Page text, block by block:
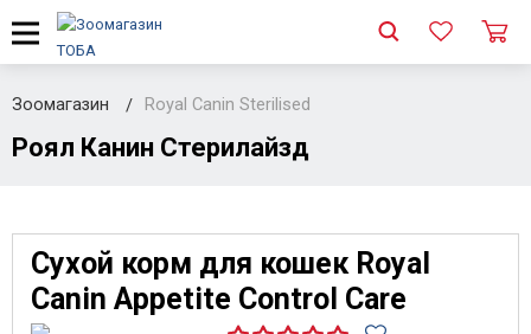
Зоомагазин Royal Canin Sterilised
Роял Канин Стерилайзд
Сухой корм для кошек Royal
Canin Appetite Control Care